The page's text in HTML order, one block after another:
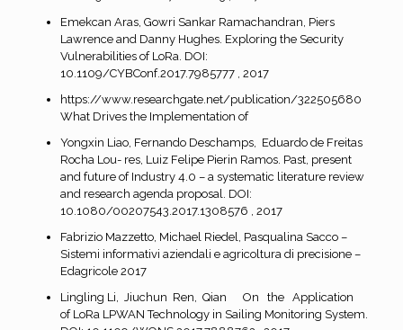
Emekcan Aras, Gowri Sankar Ramachandran, Piers
Lawrence and Danny Hughes. Exploring the Security
Vulnerabilities of LoRa. DOI:
10.1109/CYBConf.2017.7985777 , 2017
https://www.researchgate.net/publication/322505680
What Drives the Implementation of
Yongxin Liao, Fernando Deschamps, Eduardo de Freitas
Rocha Lou- res, Luiz Felipe Pierin Ramos. Past, present
and future of Industry 4.0 – a systematic literature review
and research agenda proposal. DOI:
10.1080/00207543.2017.1308576 , 2017
Fabrizio Mazzetto, Michael Riedel, Pasqualina Sacco –
Sistemi informativi aziendali e agricoltura di precisione –
Edagricole 2017
Lingling Li, Jiuchun Ren, Qian On the Application
of LoRa LPWAN Technology in Sailing Monitoring System.